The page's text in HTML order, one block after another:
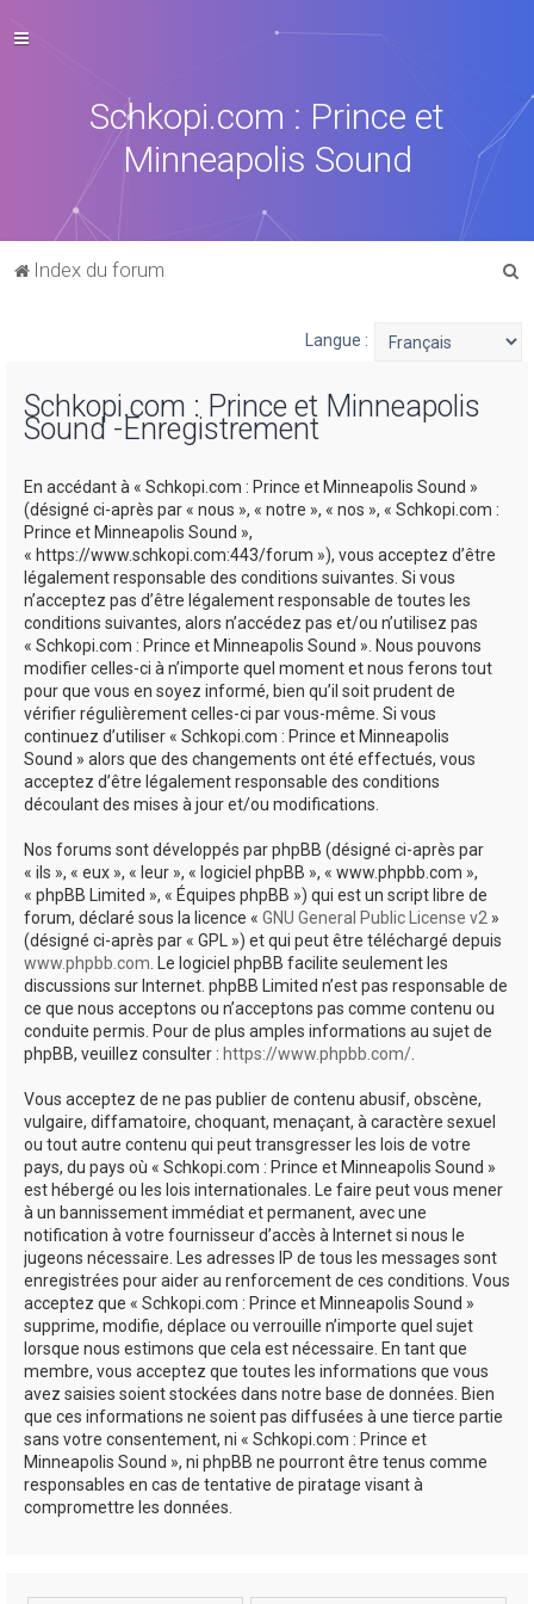
Schkopi.com : Prince et
Minneapolis Sound
Index du forum
Langue :
Schkopi.com : Prince et Minneapolis
Sound -Enregistrement
En accédant à « Schkopi.com : Prince et Minneapolis Sound »
(désigné ci-après par « nous », « notre », « nos », « Schkopi.com :
Prince et Minneapolis Sound »,
« https://www.schkopi.com:443/forum »), vous acceptez d’être
légalement responsable des conditions suivantes. Si vous
n’acceptez pas d’être légalement responsable de toutes les
conditions suivantes, alors n’accédez pas et/ou n’utilisez pas
« Schkopi.com : Prince et Minneapolis Sound ». Nous pouvons
modifier celles-ci à n’importe quel moment et nous ferons tout
pour que vous en soyez informé, bien qu’il soit prudent de
vérifier régulièrement celles-ci par vous-même. Si vous
continuez d’utiliser « Schkopi.com : Prince et Minneapolis
Sound » alors que des changements ont été effectués, vous
acceptez d’être légalement responsable des conditions
découlant des mises à jour et/ou modifications.
Nos forums sont développés par phpBB (désigné ci-après par
« ils », « eux », « leur », « logiciel phpBB », « www.phpbb.com »,
« phpBB Limited », « Équipes phpBB ») qui est un script libre de
forum, déclaré sous la licence « GNU General Public License v2 »
(désigné ci-après par « GPL ») et qui peut être téléchargé depuis
www.phpbb.com . Le logiciel phpBB facilite seulement les
discussions sur Internet. phpBB Limited n’est pas responsable de
ce que nous acceptons ou n’acceptons pas comme contenu ou
conduite permis. Pour de plus amples informations au sujet de
phpBB, veuillez consulter : https://www.phpbb.com/
Vous acceptez de ne pas publier de contenu abusif, obscène,
vulgaire, diffamatoire, choquant, menaçant, à caractère sexuel
ou tout autre contenu qui peut transgresser les lois de votre
pays, du pays où « Schkopi.com : Prince et Minneapolis Sound »
est hébergé ou les lois internationales. Le faire peut vous mener
à un bannissement immédiat et permanent, avec une
notification à votre fournisseur d’accès à Internet si nous le
jugeons nécessaire. Les adresses IP de tous les messages sont
enregistrées pour aider au renforcement de ces conditions. Vous
acceptez que « Schkopi.com : Prince et Minneapolis Sound »
supprime, modifie, déplace ou verrouille n’importe quel sujet
lorsque nous estimons que cela est nécessaire. En tant que
membre, vous acceptez que toutes les informations que vous
avez saisies soient stockées dans notre base de données. Bien
que ces informations ne soient pas diffusées à une tierce partie
sans votre consentement, ni « Schkopi.com : Prince et
Minneapolis Sound », ni phpBB ne pourront être tenus comme
responsables en cas de tentative de piratage visant à
compromettre les données.